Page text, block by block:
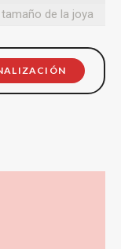
de la joya